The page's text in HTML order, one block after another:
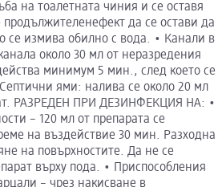
на тоалетната чиния и се оставя
да се остави да
се измива обилно с вода. • Канали в
около 30 мл от неразредения
минимум 5 мин., след което се
ями: налива се около 20 мл
РАЗРЕДЕН ПРИ ДЕЗИНФЕКЦИЯ НА: •
– 120 мл от препарата се
на въздействие 30 мин. Разходна
на повърхностите. Да не се
върху пода. • Приспособления
– чрез накисване в